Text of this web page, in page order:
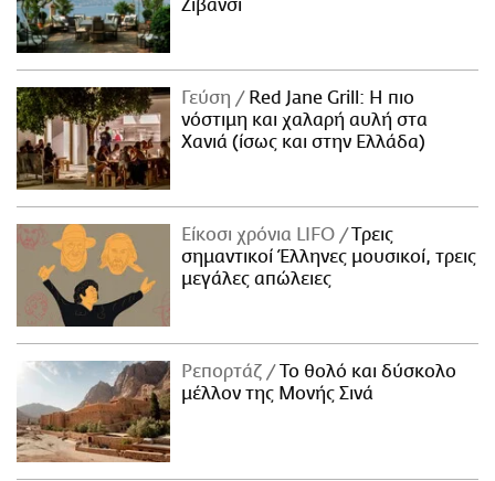
Ζιβανσί
Γεύση
Red Jane Grill: Η πιο
νόστιμη και χαλαρή αυλή στα
Χανιά (ίσως και στην Ελλάδα)
Είκοσι χρόνια LIFO
Tρεις
σημαντικοί Έλληνες μουσικοί, τρεις
μεγάλες απώλειες
Ρεπορτάζ
Το θολό και δύσκολο
μέλλον της Μονής Σινά